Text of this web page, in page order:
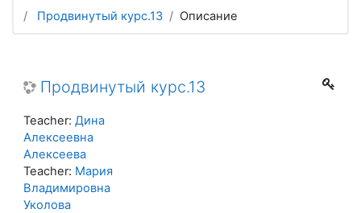
Продвинутый курс.13
Описание
Продвинутый курс.13
Teacher: Дина
Алексеевна
Алексеева
Teacher: Мария
Владимировна
Уколова